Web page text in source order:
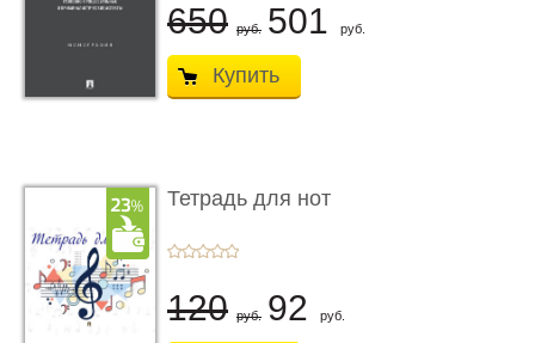
650 руб. 501 руб.
Купить
Тетрадь для нот
120 руб. 92 руб.